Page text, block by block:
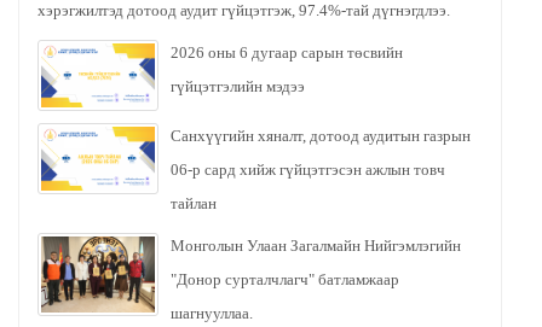
хэрэгжилтэд дотоод аудит гүйцэтгэж, 97.4%-тай дүгнэгдлээ.
2026 оны 6 дугаар сарын төсвийн
гүйцэтгэлийн мэдээ
Санхүүгийн хяналт, дотоод аудитын газрын
06-р сард хийж гүйцэтгэсэн ажлын товч
тайлан
Монголын Улаан Загалмайн Нийгэмлэгийн
"Донор сурталчлагч" батламжаар
шагнууллаа.